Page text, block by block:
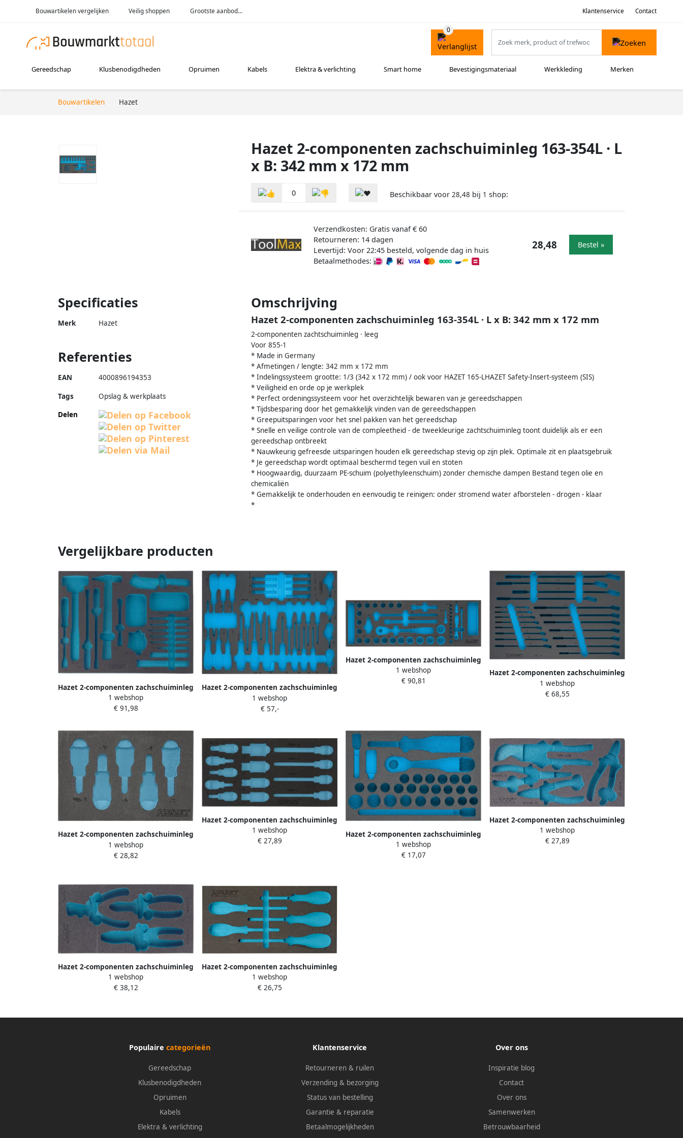
Bouwartikelen vergelijken Veilig shoppen Grootste aanbod... Klantenservice Contact
Gereedschap Klusbenodigdheden Opruimen Kabels Elektra & verlichting Smart home Bevestigingsmateriaal Werkkleding Merken
Bouwartikelen Hazet
Hazet 2-componenten zachschuiminleg 163-354L · L
x B: 342 mm x 172 mm
0 Beschikbaar voor 28,48 bij 1 shop:
Verzendkosten: Gratis vanaf € 60
Retourneren: 14 dagen
Levertijd: Voor 22:45 besteld, volgende dag in huis
Betaalmethodes:
28,48 Bestel »
Specificaties
Merk Hazet
Omschrijving
Hazet 2-componenten zachschuiminleg 163-354L · L x B: 342 mm x 172 mm
2-componenten zachtschuiminleg · leeg
Voor 855-1
* Made in Germany
* Afmetingen / lengte: 342 mm x 172 mm
* Indelingssysteem grootte: 1/3 (342 x 172 mm) / ook voor HAZET 165-LHAZET Safety-Insert-systeem (SIS)
* Veiligheid en orde op je werkplek
* Perfect ordeningssysteem voor het overzichtelijk bewaren van je gereedschappen
* Tijdsbesparing door het gemakkelijk vinden van de gereedschappen
* Greepuitsparingen voor het snel pakken van het gereedschap
* Snelle en veilige controle van de compleetheid - de tweekleurige zachtschuiminleg toont duidelijk als er een
gereedschap ontbreekt
* Nauwkeurig gefreesde uitsparingen houden elk gereedschap stevig op zijn plek. Optimale zit en plaatsgebruik
* Je gereedschap wordt optimaal beschermd tegen vuil en stoten
* Hoogwaardig, duurzaam PE-schuim (polyethyleenschuim) zonder chemische dampen Bestand tegen olie en
chemicaliën
* Gemakkelijk te onderhouden en eenvoudig te reinigen: onder stromend water afborstelen - drogen - klaar
*
Referenties
EAN 4000896194353
Tags
Opslag & werkplaats
Delen
Vergelijkbare producten
Hazet 2-componenten zachschuiminleg
163-143L · L x B: 519 mm x 392 mm
1 webshop
€ 91,98
Hazet 2-componenten zachschuiminleg
163-524L · L x B: 519 mm x 392 mm
1 webshop
€ 57,-
Hazet 2-componenten zachschuiminleg
163-110L · L x B: 635 mm x 218 mm
1 webshop
€ 90,81
Hazet 2-componenten zachschuiminleg
163-210L · L x B: 519 mm x 342 mm
1 webshop
€ 68,55
Hazet 2-componenten zachschuiminleg
163-215L · L x B: 172 mm x 114 mm
1 webshop
€ 28,82
Hazet 2-componenten zachschuiminleg
163-220L · L x B: 342 mm x 172 mm
1 webshop
€ 27,89
Hazet 2-componenten zachschuiminleg
163-223L · L x B: 172 mm x 114 mm
1 webshop
€ 17,07
Hazet 2-componenten zachschuiminleg
163-226L · L x B: 342 mm x 172 mm
1 webshop
€ 27,89
Hazet 2-componenten zachschuiminleg
163-227L · L x B: 342 mm x 172 mm
1 webshop
€ 38,12
Hazet 2-componenten zachschuiminleg
163-264L · L x B: 342 mm x 172 mm
1 webshop
€ 26,75
Populaire categorieën
Gereedschap
Klusbenodigdheden
Opruimen
Kabels
Elektra & verlichting
Klantenservice
Retourneren & ruilen
Verzending & bezorging
Status van bestelling
Garantie & reparatie
Betaalmogelijkheden
Over ons
Inspiratie blog
Contact
Over ons
Samenwerken
Betrouwbaarheid